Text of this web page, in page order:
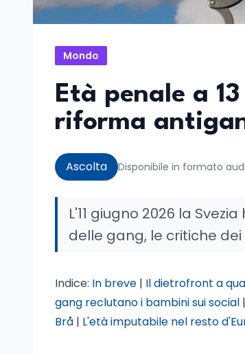
Mondo
Età penale a
riforma
Ascolta Disponibile in formato
L'11 giugno 2026 la
delle gang, le critiche
Indice: In breve | Il dietrofront a
gang reclutano i bambini sui social |
Brå | L'età imputabile nel resto